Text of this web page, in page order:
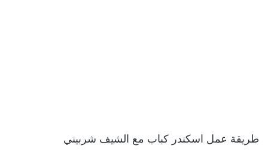
طريقة عمل اسكندر كباب مع الشيف شربيني